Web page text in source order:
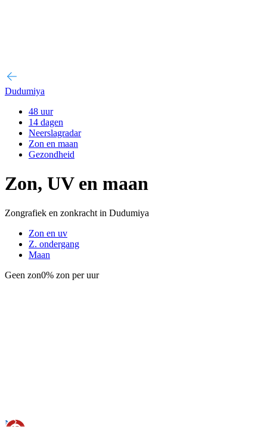
Dudumiya
48 uur
14 dagen
Neerslagradar
Zon en maan
Gezondheid
Zon, UV en maan
Zongrafiek en zonkracht in Dudumiya
Zon en uv
Z. ondergang
Maan
Geen zon0% zon per uur
Nu